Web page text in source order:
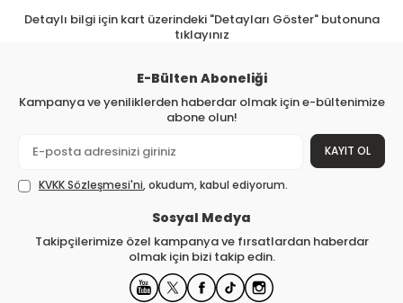
Detaylı bilgi için kart üzerindeki "Detayları Göster" butonuna
tıklayınız
E-Bülten Aboneliği
Kampanya ve yeniliklerden haberdar olmak için e-bültenimize
abone olun!
KAYIT OL
KVKK Sözleşmesi'ni, okudum, kabul ediyorum.
Sosyal Medya
Takipçilerimize özel kampanya ve fırsatlardan haberdar
olmak için bizi takip edin.